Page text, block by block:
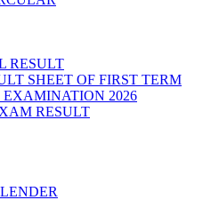
RESULT
SHEET OF FIRST TERM
EXAMINATION 2026
RESULT